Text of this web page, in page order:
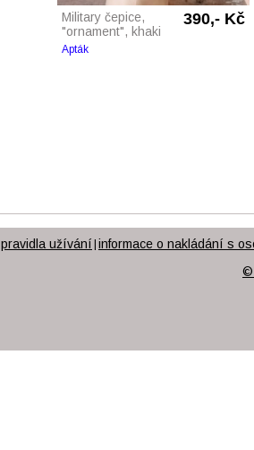
Military čepice,
"ornament", khaki
390,- Kč
Apták
pravidla užívání informace o nakládání s
©